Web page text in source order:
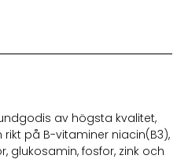
av högsta kvalitet,
på B-vitaminer niacin(B3),
glukosamin, fosfor, zink och